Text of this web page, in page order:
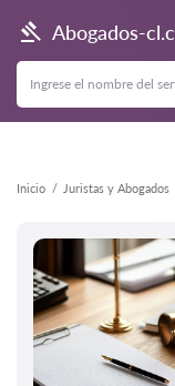
Abogados-
Inicio Juristas y Abogados
Atrás